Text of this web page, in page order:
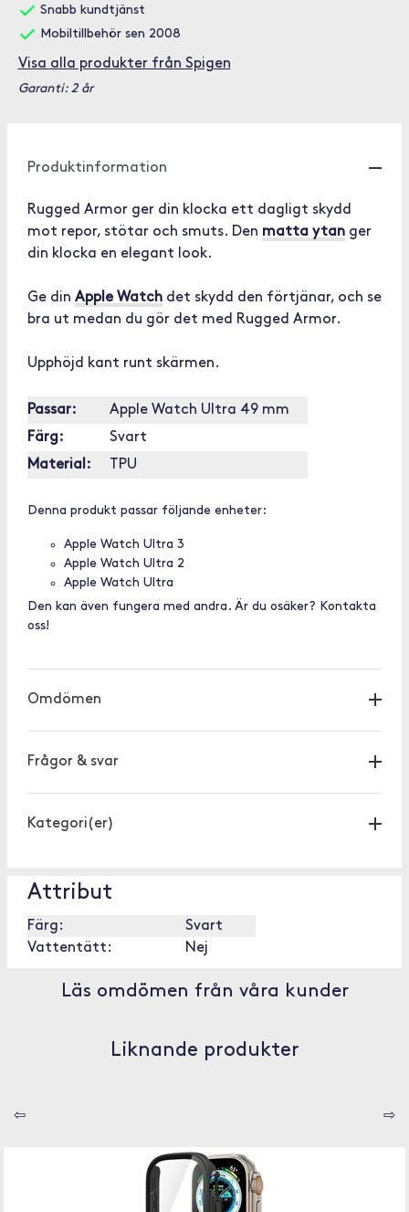
Snabb kundtjänst
Mobiltillbehör sen 2008
Visa alla produkter från Spigen
Garanti: 2 år
Produktinformation
Rugged Armor ger din klocka ett dagligt skydd
mot repor, stötar och smuts. Den matta ytan ger
din klocka en elegant look.
Ge din Apple Watch det skydd den förtjänar, och se
bra ut medan du gör det med Rugged Armor.
Upphöjd kant runt skärmen.
Passar:
Apple Watch Ultra 49 mm
Färg:
Svart
Material:
TPU
Denna produkt passar följande enheter:
Apple Watch Ultra 3
Apple Watch Ultra 2
Apple Watch Ultra
Den kan även fungera med andra. Är du osäker? Kontakta
oss!
Omdömen
Frågor & svar
Kategori(er)
Attribut
Färg:
Svart
Vattentätt:
Nej
Läs omdömen från våra kunder
Liknande produkter
⇦ ⇨